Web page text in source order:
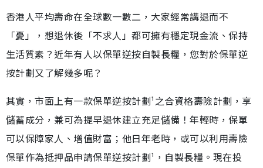
香港人平均壽命在全球數一數二，大家經常講退而不
「憂」，想退休後「不求人」都可擁有穩定現金流、保持
生活質素？近年有人以保單逆按自製長糧，您對於保單逆
按計劃又了解幾多呢？
其實，市面上有一款保單逆按計劃¹之合資格壽險計劃，享
儲蓄成分，兼可為提早退休建立充足儲備！年輕時，保單
可以保障家人、增值財富；他日年老時，或可以利用壽險
保單作為抵押品申請保單逆按計劃¹，自製長糧。現在投